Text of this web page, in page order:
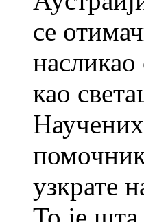
се
као
узкрате